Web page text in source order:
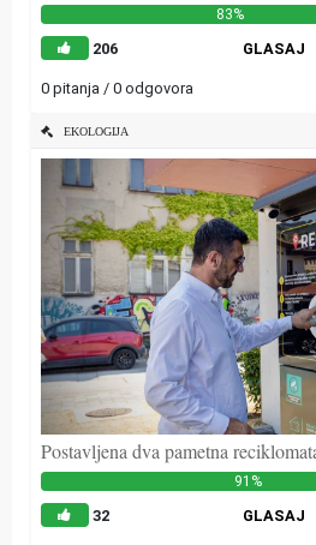
83%
206 GLASAJ
0 pitanja / 0 odgovora
EKOLOGIJA
Postavljena dva pametna
91%
32 GLASAJ